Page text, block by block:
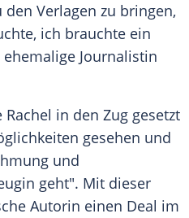
den Verlagen zu bringen,
ich brauchte ein
Journalistin
in den Zug gesetzt
gesehen und
und
geht". Mit dieser
Autorin einen Deal im